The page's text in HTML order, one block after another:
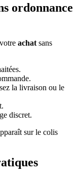
ordonnance
achat sans
la livraison ou le
discret.
sur le colis